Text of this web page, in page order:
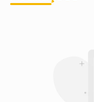
• dor no abdome
através do seu